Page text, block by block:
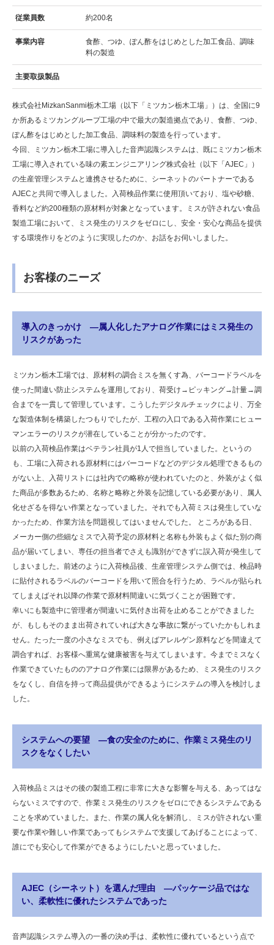
従業員数 約200名
事業内容
食酢、つゆ、ぽん酢をはじめとした加工食品、調味
料の製造
主要取扱製品
株式会社MizkanSanmi栃木工場（以下「ミツカン栃木工場」）は、全国に9
か所あるミツカングループ工場の中で最大の製造拠点であり、食酢、つゆ、
ぽん酢をはじめとした加工食品、調味料の製造を行っています。
今回、ミツカン栃木工場に導入した音声認識システムは、既にミツカン栃木
工場に導入されている味の素エンジニアリング株式会社（以下「AJEC」）
の生産管理システムと連携させるために、シーネットのパートナーである
AJECと共同で導入しました。入荷検品作業に使用頂いており、塩や砂糖、
香料など約200種類の原材料が対象となっています。ミスが許されない食品
製造工場において、ミス発生のリスクをゼロにし、安全・安心な商品を提供
する環境作りをどのように実現したのか、お話をお伺いしました。
お客様のニーズ
導入のきっかけ ―属人化したアナログ作業にはミス発生の
リスクがあった
ミツカン栃木工場では、原材料の調合ミスを無くす為、バーコードラベルを
使った間違い防止システムを運用しており、荷受け→ピッキング→計量→調
合までを一貫して管理しています。こうしたデジタルチェックにより、万全
な製造体制を構築したつもりでしたが、工程の入口である入荷作業にヒュー
マンエラーのリスクが潜在していることが分かったのです。
以前の入荷検品作業はベテラン社員が1人で担当していました。というの
も、工場に入荷される原材料にはバーコードなどのデジタル処理できるもの
がない上、入荷リストには社内での略称が使われていたのと、外装がよく似
た商品が多数あるため、名称と略称と外装を記憶している必要があり、属人
化せざるを得ない作業となっていました。それでも入荷ミスは発生していな
かったため、作業方法を問題視してはいませんでした。 ところがある日、
メーカー側の些細なミスで入荷予定の原材料と名称も外装もよく似た別の商
品が届いてしまい、専任の担当者でさえも識別ができずに誤入荷が発生して
しまいました。前述のように入荷検品後、生産管理システム側では、検品時
に貼付されるラベルのバーコードを用いて照合を行うため、ラベルが貼られ
てしまえばそれ以降の作業で原材料間違いに気づくことが困難です。
幸いにも製造中に管理者が間違いに気付き出荷を止めることができました
が、もしもそのまま出荷されていれば大きな事故に繋がっていたかもしれま
せん。たった一度の小さなミスでも、例えばアレルゲン原料などを間違えて
調合すれば、お客様へ重篤な健康被害を与えてしまいます。今までミスなく
作業できていたもののアナログ作業には限界があるため、ミス発生のリスク
をなくし、自信を持って商品提供ができるようにシステムの導入を検討しま
した。
システムへの要望 ―食の安全のために、作業ミス発生のリ
スクをなくしたい
入荷検品ミスはその後の製造工程に非常に大きな影響を与える、あってはな
らないミスですので、作業ミス発生のリスクをゼロにできるシステムである
ことを求めていました。また、作業の属人化を解消し、ミスが許されない重
要な作業や難しい作業であってもシステムで支援してあげることによって、
誰にでも安心して作業ができるようにしたいと思っていました。
AJEC（シーネット）を選んだ理由 ―パッケージ品ではな
い、柔軟性に優れたシステムであった
音声認識システム導入の一番の決め手は、柔軟性に優れているという点で